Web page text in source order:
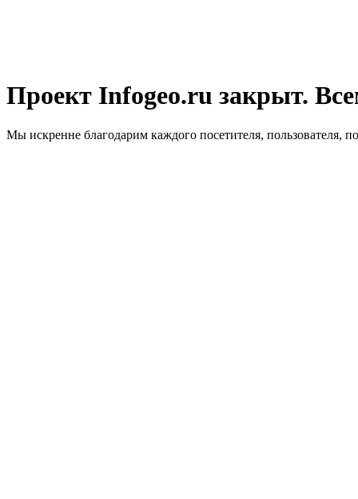
Проект Infogeo.ru закрыт.
Мы искренне благодарим каждого посетителя, пользователя,